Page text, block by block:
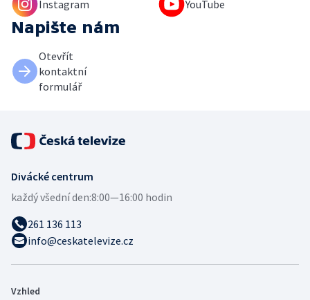
Instagram YouTube
Napište nám
Otevřít
kontaktní
formulář
Divácké centrum
každý všední den:8:00—16:00 hodin
261 136 113
info@ceskatelevize.cz
Vzhled